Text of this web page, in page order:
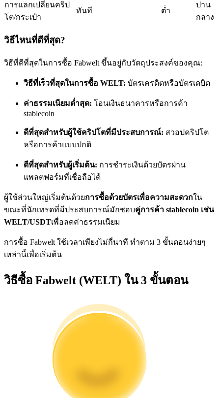
เป็นเทรดเดอร์คัดลอก
ลอกการซื้อขาย
ข้อมูล
การวิเคราะห์ข้อมูลขนาดใหญ่ รวมถึงข้อมูลการค้า ฯลฯ
คู่มือเริ่มต้นฟิวเจอร์ส
การแลกเปลี่ยนคริป
โต/กระเป๋า
ทันที ต่ำ
ปาน
กลาง
วิธีไหนที่ดีที่สุด?
วิธีที่ดีที่สุดในการซื้อ Fabwelt ขึ้นอยู่กับวัตถุประสงค์ของคุณ:
วิธีที่เร็วที่สุดในการซื้อ WELT: บัตรเครดิตหรือบัตรเดบิต
ค่าธรรมเนียมต่ำสุด: โอนเงินธนาคารหรือการค้า
stablecoin
ดีที่สุดสำหรับผู้ใช้คริปโตที่มีประสบการณ์: สวอปคริปโต
หรือการค้าแบบปกติ
ดีที่สุดสำหรับผู้เริ่มต้น: การชำระเงินด้วยบัตรผ่าน
แพลตฟอร์มที่เชื่อถือได้
ผู้ใช้ส่วนใหญ่เริ่มต้นด้วยการซื้อด้วยบัตรเพื่อความสะดวกใน
ขณะที่นักเทรดที่มีประสบการณ์มักชอบคู่การค้า stablecoin เช่น
WELT/USDTเพื่อลดค่าธรรมเนียม
การซื้อ Fabwelt ใช้เวลาเพียงไม่กี่นาที ทำตาม 3 ขั้นตอนง่ายๆ
เหล่านี้เพื่อเริ่มต้น
วิธีซื้อ Fabwelt (WELT) ใน 3 ขั้นตอน